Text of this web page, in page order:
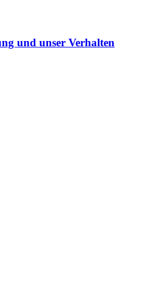
und unser Verhalten